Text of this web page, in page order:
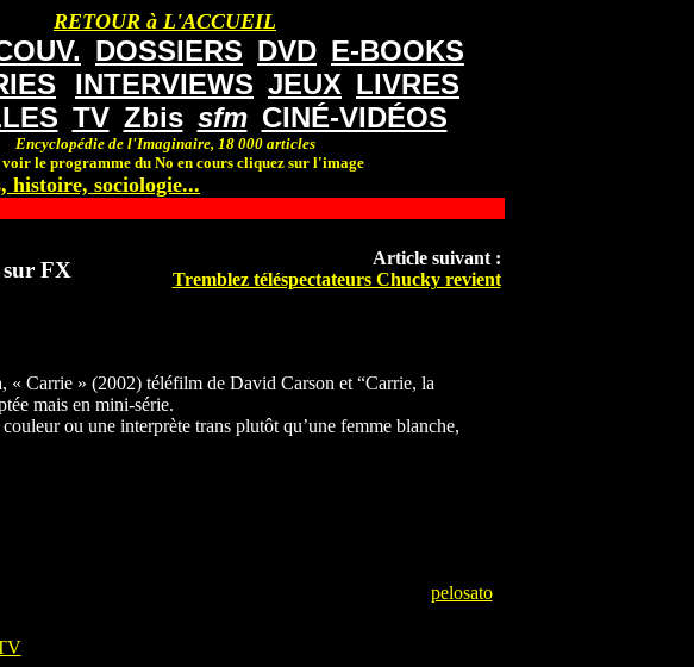
RETOUR à L'ACCUEIL
DOSSIERS DVD E-BOOKS
INTERVIEWS JEUX LIVRES
TV Zbis sfm CINÉ-VIDÉOS
Encyclopédie de l'Imaginaire, 18 000 articles
le programme du No en cours cliquez sur l'image
histoire, sociologie...
sur FX
Article suivant :
Tremblez téléspectateurs Chucky revient
« Carrie » (2002) téléfilm de David Carson et “Carrie, la
mais en mini-série.
ou une interprète trans plutôt qu’une femme blanche,
pelosato